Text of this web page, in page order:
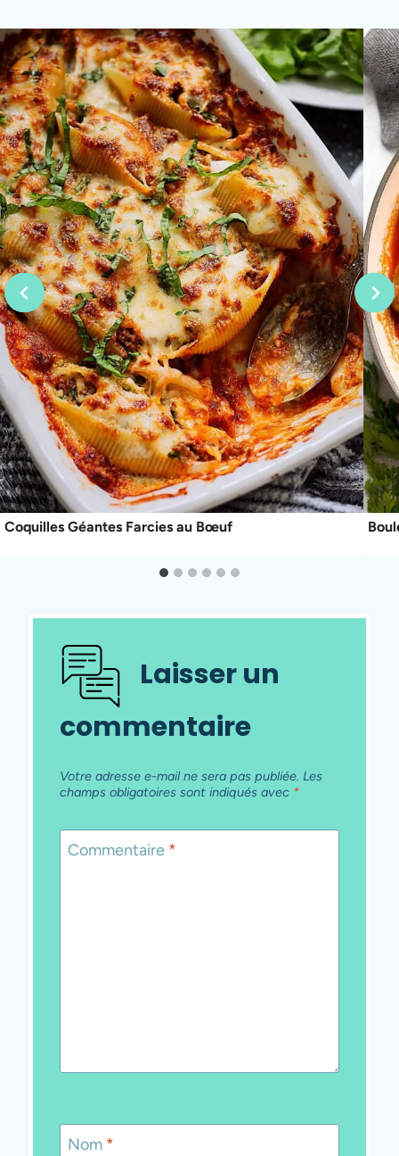
Coquilles Géantes Farcies au Bœuf
Laisser un
commentaire
Votre adresse e-mail ne sera pas publiée. Les
champs obligatoires sont indiqués avec *
Commentaire *
Nom *